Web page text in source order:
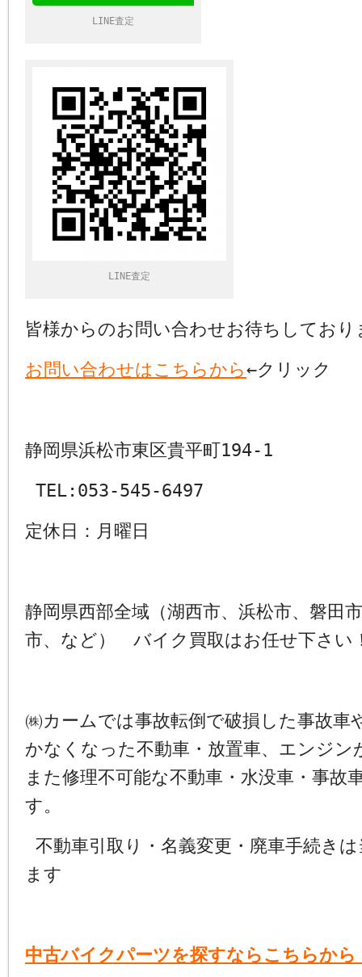
LINE査定
LINE査定
皆様からのお問い合わせお待ちしており
お問い合わせはこちらから←クリック
静岡県浜松市東区貴平町194-1
TEL:053-545-6497
定休日：月曜日
静岡県西部全域（湖西市、浜松市、磐田
市、など） バイク買取はお任せ下さい
㈱カームでは事故転倒で破損した事故車
かなくなった不動車・放置車、エンジン
また修理不可能な不動車・水没車・事故
す。
不動車引取り・名義変更・廃車手続き
ます
中古バイクパーツを探すならこちらから